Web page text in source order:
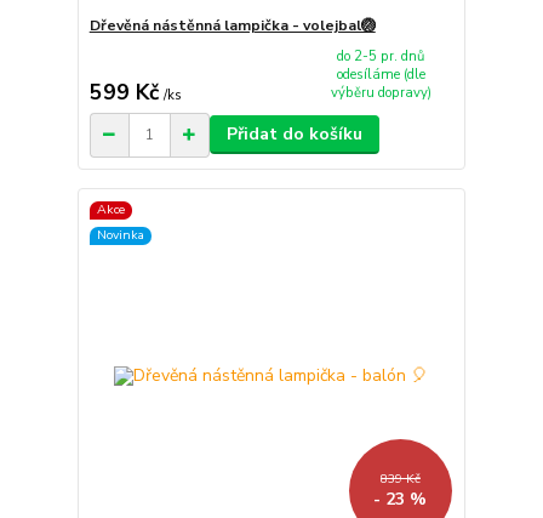
Dřevěná nástěnná lampička - volejbal🏐
599 Kč /ks
do 2-5 pr. dnů
odesíláme (dle
výběru dopravy)
Přidat do košíku
Akce
Novinka
839 Kč
- 23 %